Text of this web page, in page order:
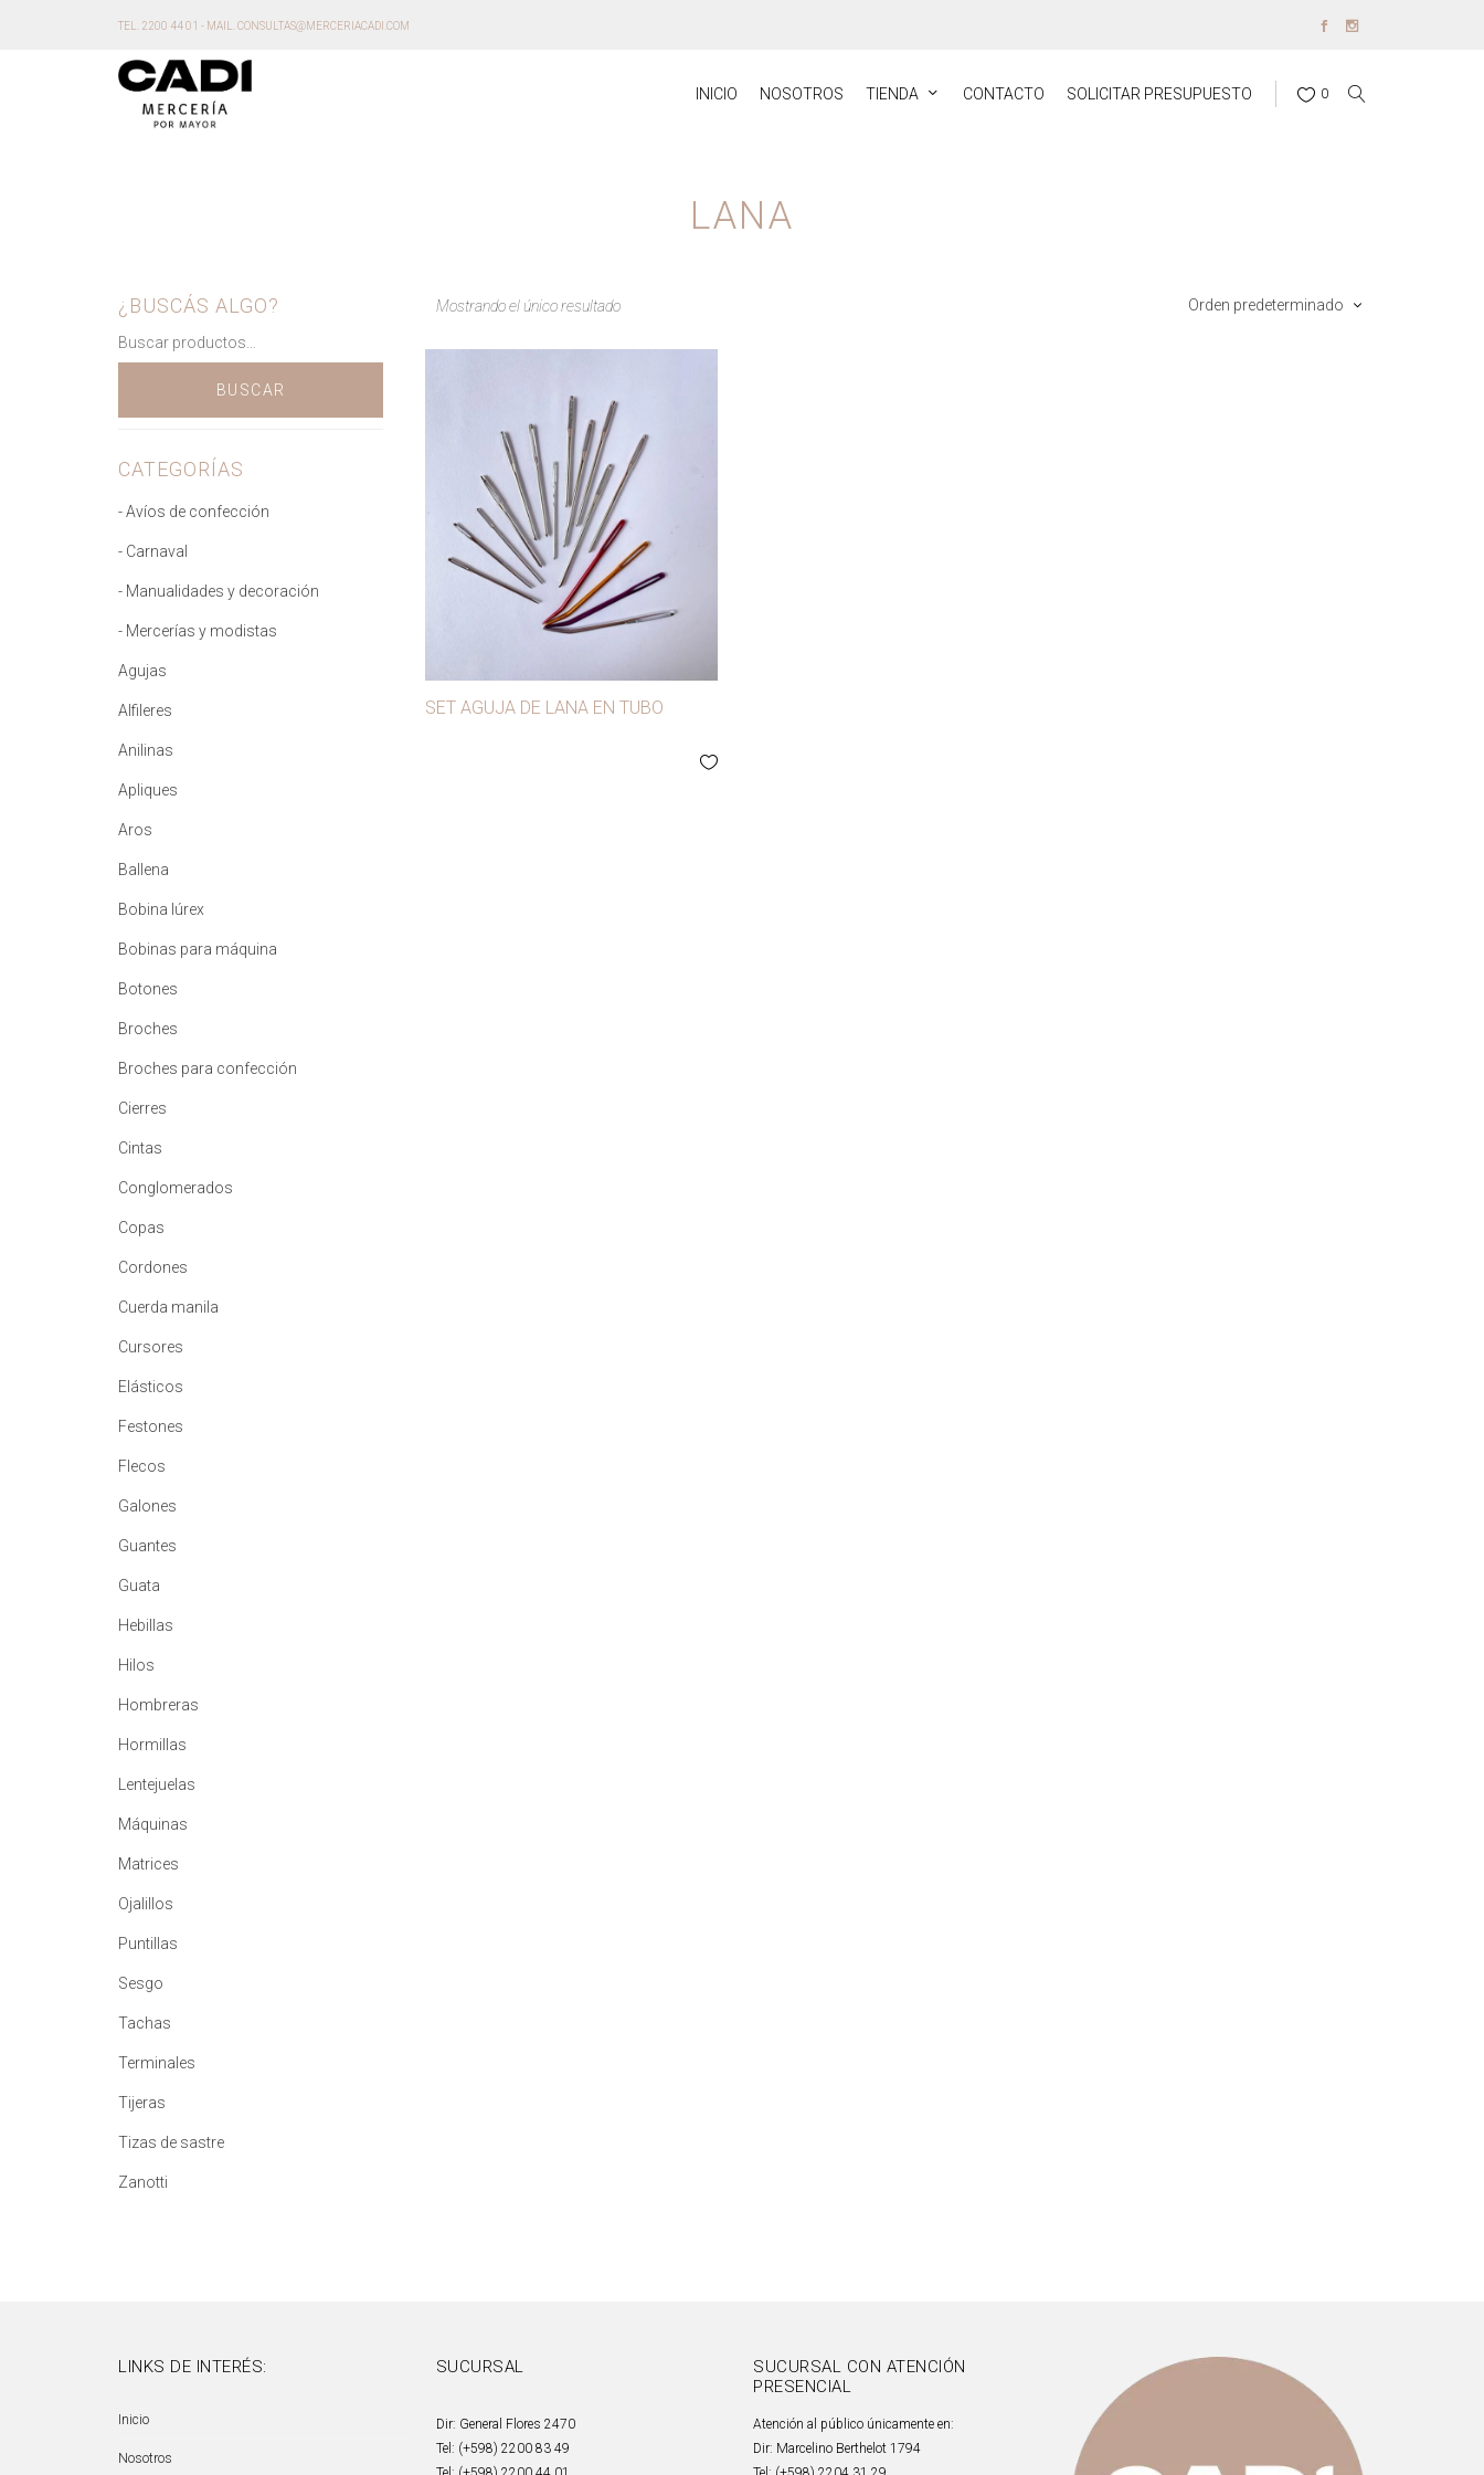
TEL. 2200 44 01 - MAIL. CONSULTAS@MERCERIACADI.COM
INICIO NOSOTROS TIENDA CONTACTO SOLICITAR PRESUPUESTO 0
LANA
¿BUSCÁS ALGO?
BUSCAR
CATEGORÍAS
- Avíos de confección
- Carnaval
- Manualidades y decoración
- Mercerías y modistas
Agujas
Alfileres
Anilinas
Apliques
Aros
Ballena
Bobina lúrex
Bobinas para máquina
Botones
Broches
Broches para confección
Cierres
Cintas
Conglomerados
Copas
Cordones
Cuerda manila
Cursores
Elásticos
Festones
Flecos
Galones
Guantes
Guata
Hebillas
Hilos
Hombreras
Hormillas
Lentejuelas
Máquinas
Matrices
Ojalillos
Puntillas
Sesgo
Tachas
Terminales
Tijeras
Tizas de sastre
Zanotti
Mostrando el único resultado Orden predeterminado
SET AGUJA DE LANA EN TUBO
LINKS DE INTERÉS:
Inicio
Nosotros
SUCURSAL
Dir: General Flores 2470
Tel: (+598) 2200 83 49
SUCURSAL CON ATENCIÓN
PRESENCIAL
Atención al público únicamente en:
Dir: Marcelino Berthelot 1794